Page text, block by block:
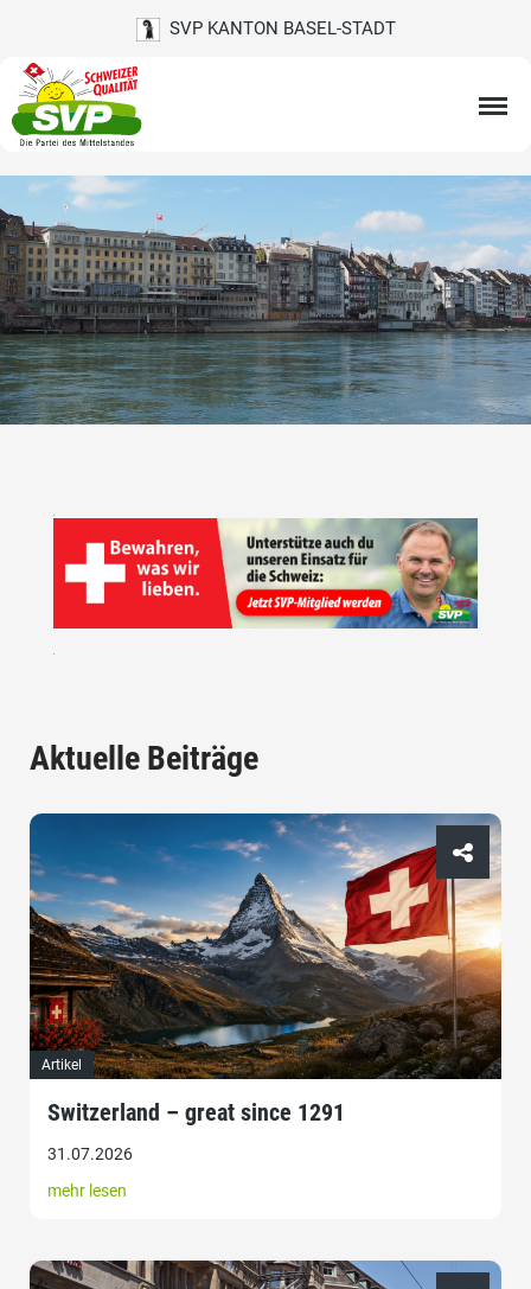
SVP KANTON BASEL-STADT
Aktuelle Beiträge
Artikel
Switzerland – great since 1291
31.07.2026
mehr lesen